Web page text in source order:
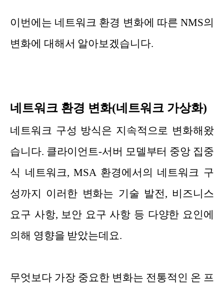
이번에는 네트워크 환경 변화에 따른 NMS의
변화에 대해서 알아보겠습니다.
네트워크 환경 변화(네트워크 가상화)
네트워크 구성 방식은 지속적으로 변화해왔
습니다. 클라이언트-서버 모델부터 중앙 집중
식 네트워크, MSA 환경에서의 네트워크 구
성까지 이러한 변화는 기술 발전, 비즈니스
요구 사항, 보안 요구 사항 등 다양한 요인에
의해 영향을 받았는데요.
무엇보다 가장 중요한 변화는 전통적인 온 프